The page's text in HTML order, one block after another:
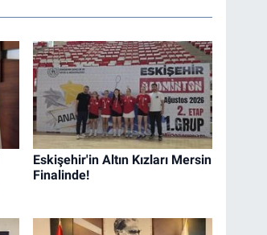
Eskişehir'in Altın Kızları Mersin
Finalinde!